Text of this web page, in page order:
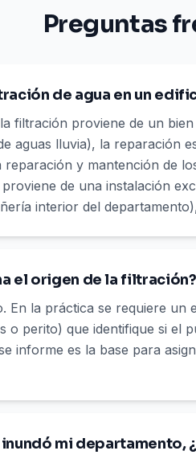
Preguntas
de agua en un
filtración proviene de un
aguas lluvia), la reparación
reparación y mantención de
de una instalación
interior del
el origen de la filtración?
En la práctica se requiere un
o perito) que identifique si el
informe es la base para
mi departamento,